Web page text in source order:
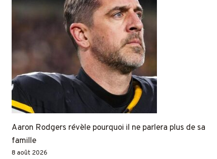
Aaron Rodgers révèle pourquoi il ne parlera plus de sa
famille
8 août 2026